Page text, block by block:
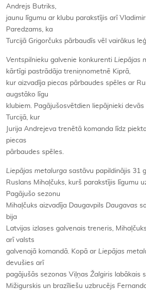
Andrejs Butriks,
jaunu līgumu ar klubu parakstījis arī
Paredzams, ka
Turcijā Grigorčuks pārbaudīs vēl vairākus
Ventspilnieku galvenie konkurenti Liepājas
kārtīgi pastrādāja treniņnometnē Kiprā,
kur aizvadīja piecas pārbaudes spēles ar
augstāko līgu
klubiem. Pagājušosvētdien liepājnieki
Turcijā, kur
Jurija Andrejeva trenētā komanda līdz
piecas
pārbaudes spēles.
Liepājas metalurga sastāvu papildinājis 31
Ruslans Mihaļčuks, kurš parakstījis līgumu
Pagājušo sezonu
Mihaļčuks aizvadīja Daugavpils Daugavas
bija
Latvijas izlases galvenais treneris,
arī valsts
galvenajā komandā. Kopā ar Liepājas
devušies arī
pagājušās sezonas Viļņas Žalgiris labākais
Mižigurskis un brazīliešu uzbrucējs